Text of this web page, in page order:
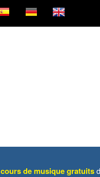
cours de musique gratuits